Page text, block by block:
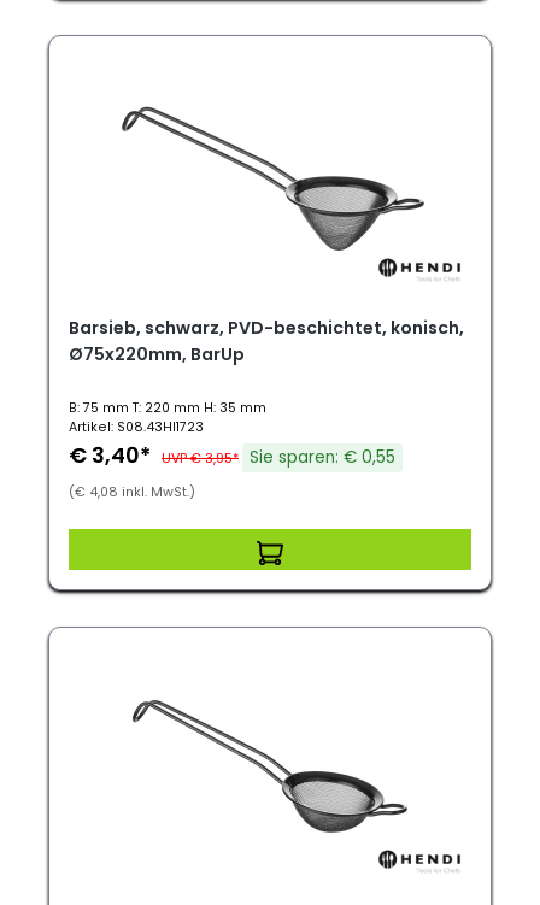
Barsieb, schwarz, PVD-beschichtet, konisch,
Ø75x220mm, BarUp
B: 75 mm T: 220 mm H: 35 mm
Artikel: S08.43HI1723
€ 3,40* UVP € 3,95* Sie sparen: € 0,55
(€ 4,08 inkl. MwSt.)